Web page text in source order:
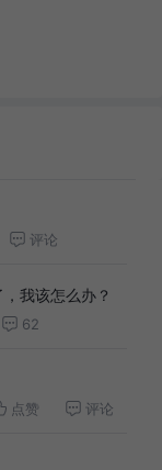
评论
我该怎么办？
62
点赞 评论